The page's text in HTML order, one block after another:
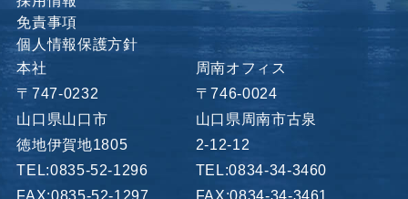
免責事項
個人情報保護方針
本社
〒747-0232
山口県山口市
徳地伊賀地1805
TEL:0835-52-1296
FAX:0835-52-1297
周南オフィス
〒746-0024
山口県周南市古泉
2-12-12
TEL:0834-34-3460
FAX:0834-34-3461